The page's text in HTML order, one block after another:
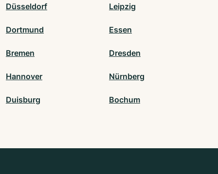
Düsseldorf Leipzig
Dortmund Essen
Bremen Dresden
Hannover Nürnberg
Duisburg Bochum